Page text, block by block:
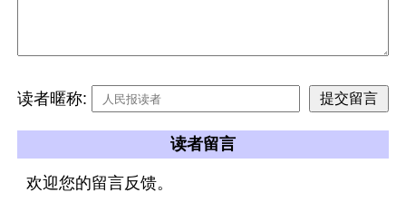
读者暱称:
读者留言
欢迎您的留言反馈。